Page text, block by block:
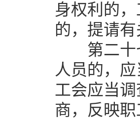
身权利的
的，提请
第二十七
人员的，
工会应当
商，反映